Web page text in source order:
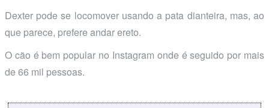
Dexter pode se locomover usando a pata dianteira, mas, ao
que parece, prefere andar ereto.
O cão é bem popular no Instagram onde é seguido por mais
de 66 mil pessoas.